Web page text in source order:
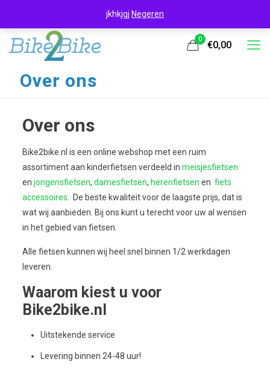
0
€0,00
Over ons
Over ons
Bike2bike.nl is een online webshop met een ruim
assortiment aan kinderfietsen verdeeld in meisjesfietsen
en jongensfietsen, damesfietsen, herenfietsen en fiets
accessoires . De beste kwaliteit voor de laagste prijs, dat is
wat wij aanbieden. Bij ons kunt u terecht voor uw al wensen
in het gebied van fietsen.
Alle fietsen kunnen wij heel snel binnen 1/2 werkdagen
leveren.
Waarom kiest u voor
Bike2bike.nl
Uitstekende service
Levering binnen 24-48 uur!
jkhkjgj Negeren